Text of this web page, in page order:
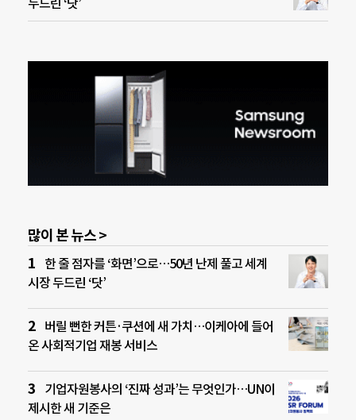
많이 본 뉴스 >
한 줄 점자를 ‘화면’으로…50년 난제 풀고 세계
시장 두드린 ‘닷’
버릴 뻔한 커튼·쿠션에 새 가치…이케아에 들어
온 사회적기업 재봉 서비스
기업자원봉사의 ‘진짜 성과’는 무엇인가…UN이
제시한 새 기준은